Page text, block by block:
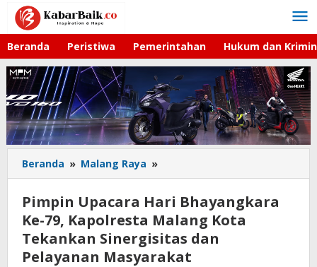
Lewati
konten
Beranda Peristiwa Pemerintahan Hukum dan
Beranda » Malang Raya »
Upacara
Hari
Bhayangkara
Ke-
79,
Kapolresta
Pimpin Upacara Hari Bhayangkara
Ke-79, Kapolresta Malang Kota
Tekankan Sinergisitas dan
Pelayanan Masyarakat